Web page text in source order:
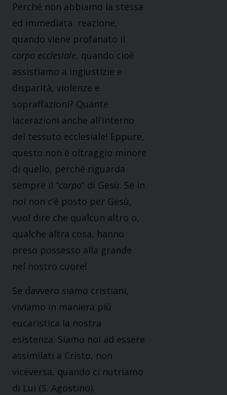
Perché non abbiamo la stessa
ed immediata reazione,
quando viene profanato il
corpo ecclesiale, quando cioè
assistiamo a ingiustizie e
disparità, violenze e
sopraffazioni? Quante
lacerazioni anche all’interno
del tessuto ecclesiale! Eppure,
questo non è oltraggio minore
di quello, perché riguarda
sempre il “corpo” di Gesù. Se in
noi non c’è posto per Gesù,
vuol dire che qualcun altro o,
qualche altra cosa, hanno
preso possesso alla grande
nel nostro cuore!
Se davvero siamo cristiani,
viviamo in maniera più
eucaristica la nostra
esistenza. Siamo noi ad essere
assimilati a Cristo, non
viceversa, quando ci nutriamo
di Lui (S. Agostino).